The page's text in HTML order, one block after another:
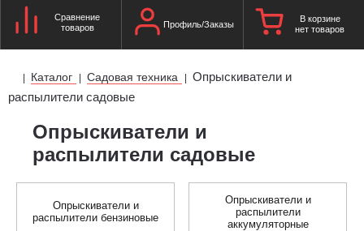
Сравнение
товаров
Профиль/Заказы
В корзине
нет товаров
| Каталог | Садовая техника | Опрыскиватели и
распылители садовые
Опрыскиватели и
распылители садовые
Опрыскиватели и
распылители бензиновые
Опрыскиватели и
распылители
аккумуляторные